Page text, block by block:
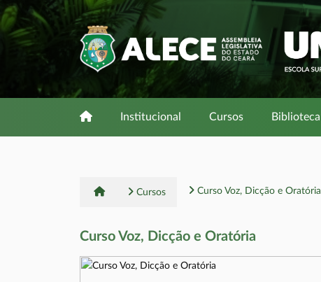
Institucional Cursos Biblioteca
Cursos Curso Voz, Dicção e Oratória
Curso Voz, Dicção e Oratória